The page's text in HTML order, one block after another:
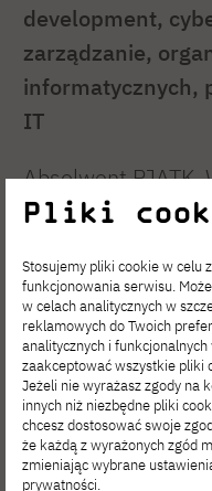
development,
zarządzanie,
informatycznych,
IT
Absolwent PJATK.
specjalizację
człowiek
Od 2018 roku
ćwiczenia i
informatyki,
nowych mediów w
polskim.
Pliki
Stosujemy pliki cookie w celu
funkcjonowania serwisu.
w celach analitycznych w
reklamowych do Twoich
analitycznych i
zaakceptować wszystkie pliki
Jeżeli nie wyrażasz zgody na
innych niż niezbędne pliki
chcesz dostosować swoje
że każdą z wyrażonych zgód
zmieniając wybrane
prywatności.